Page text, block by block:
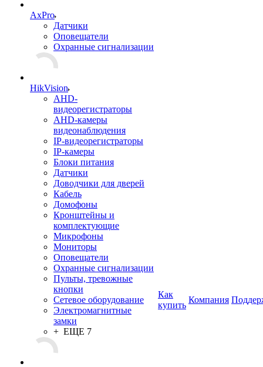
AxPro
Датчики
Оповещатели
Охранные сигнализации
HikVision
AHD-
видеорегистраторы
AHD-камеры
видеонаблюдения
IP-видеорегистраторы
IP-камеры
Блоки питания
Датчики
Доводчики для дверей
Кабель
Домофоны
Кронштейны и
комплектующие
Микрофоны
Мониторы
Оповещатели
Охранные сигнализации
Пульты, тревожные
кнопки
Сетевое оборудование
Электромагнитные
замки
+ ЕЩЕ 7
Как
купить
Компания